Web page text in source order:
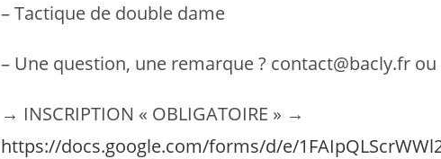
– Tactique de double dame
– Une question, une remarque ? contact@bacly.fr ou
→ INSCRIPTION « OBLIGATOIRE » →
https://docs.google.com/forms/d/e/